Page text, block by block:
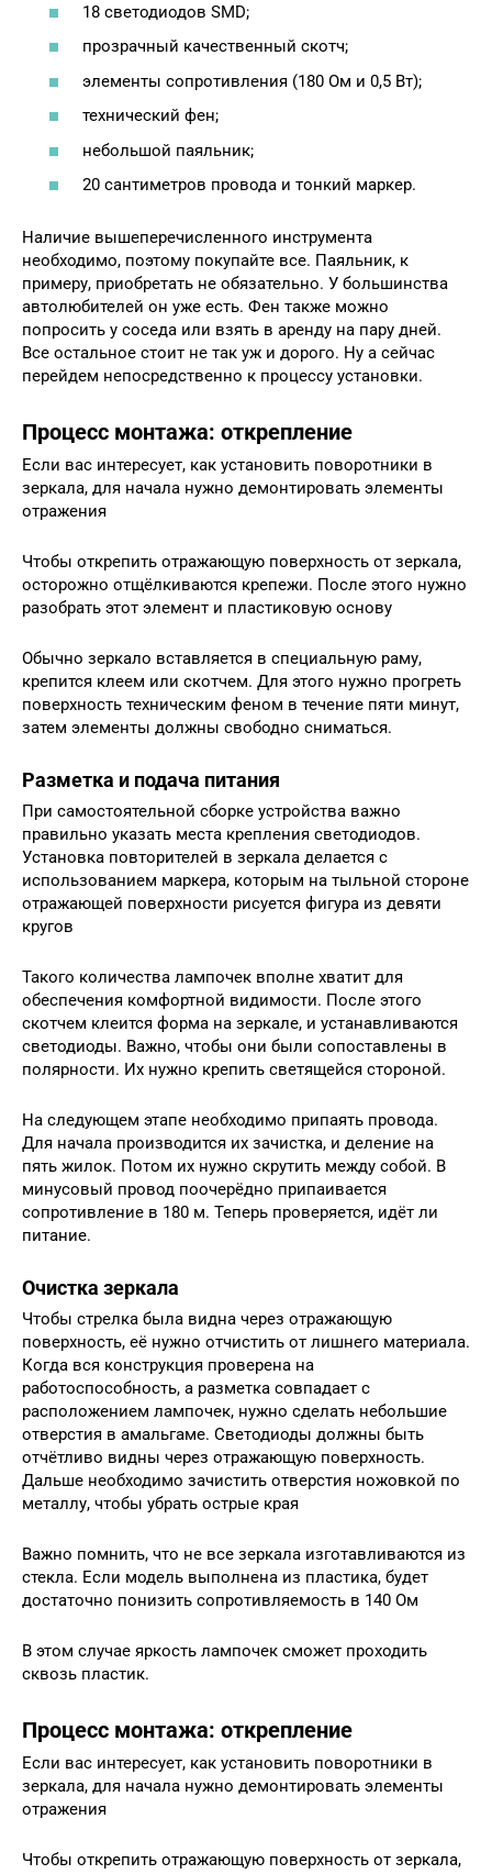
18 светодиодов SMD;
прозрачный качественный скотч;
элементы сопротивления (180 Ом и 0,5 Вт);
технический фен;
небольшой паяльник;
20 сантиметров провода и тонкий маркер.
Наличие вышеперечисленного инструмента
необходимо, поэтому покупайте все. Паяльник, к
примеру, приобретать не обязательно. У большинства
автолюбителей он уже есть. Фен также можно
попросить у соседа или взять в аренду на пару дней.
Все остальное стоит не так уж и дорого. Ну а сейчас
перейдем непосредственно к процессу установки.
Процесс монтажа: открепление
Если вас интересует, как установить поворотники в
зеркала, для начала нужно демонтировать элементы
отражения
Чтобы открепить отражающую поверхность от зеркала,
осторожно отщёлкиваются крепежи. После этого нужно
разобрать этот элемент и пластиковую основу
Обычно зеркало вставляется в специальную раму,
крепится клеем или скотчем. Для этого нужно прогреть
поверхность техническим феном в течение пяти минут,
затем элементы должны свободно сниматься.
Разметка и подача питания
При самостоятельной сборке устройства важно
правильно указать места крепления светодиодов.
Установка повторителей в зеркала делается с
использованием маркера, которым на тыльной стороне
отражающей поверхности рисуется фигура из девяти
кругов
Такого количества лампочек вполне хватит для
обеспечения комфортной видимости. После этого
скотчем клеится форма на зеркале, и устанавливаются
светодиоды. Важно, чтобы они были сопоставлены в
полярности. Их нужно крепить светящейся стороной.
На следующем этапе необходимо припаять провода.
Для начала производится их зачистка, и деление на
пять жилок. Потом их нужно скрутить между собой. В
минусовый провод поочерёдно припаивается
сопротивление в 180 м. Теперь проверяется, идёт ли
питание.
Очистка зеркала
Чтобы стрелка была видна через отражающую
поверхность, её нужно отчистить от лишнего материала.
Когда вся конструкция проверена на
работоспособность, а разметка совпадает с
расположением лампочек, нужно сделать небольшие
отверстия в амальгаме. Светодиоды должны быть
отчётливо видны через отражающую поверхность.
Дальше необходимо зачистить отверстия ножовкой по
металлу, чтобы убрать острые края
Важно помнить, что не все зеркала изготавливаются из
стекла. Если модель выполнена из пластика, будет
достаточно понизить сопротивляемость в 140 Ом
В этом случае яркость лампочек сможет проходить
сквозь пластик.
Процесс монтажа: открепление
Если вас интересует, как установить поворотники в
зеркала, для начала нужно демонтировать элементы
отражения
Чтобы открепить отражающую поверхность от зеркала,